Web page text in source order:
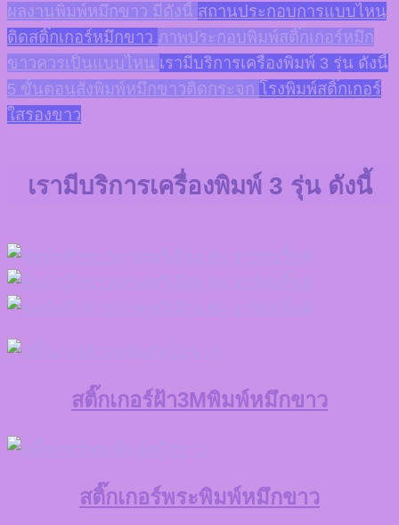
ผลงานพิมพ์หมึกขาว มีดังนี้ สถานประกอบการแบบไหน
ติดสติ๊กเกอร์หมึกขาว ภาพประกอบพิมพ์สติ๊กเกอร์หมึก
ขาวควรเป็นแบบไหน เรามีบริการเครื่องพิมพ์ 3 รุ่น ดังนี้
5 ขั้นตอนสั่งพิมพ์หมึกขาวติดกระจก โรงพิมพ์สติ๊กเกอร์
ใสรองขาว
เรามีบริการเครื่องพิมพ์ 3 รุ่น ดังนี้
สติ๊กเกอร์ฝ้า3Mพิมพ์หมึกขาว
สติ๊กเกอร์พระพิมพ์หมึกขาว